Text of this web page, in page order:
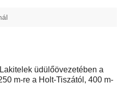
üdülőövezetében a
m-re a Holt-Tiszától, 400 m-